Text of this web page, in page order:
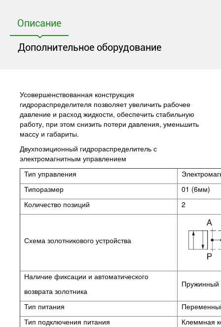
Описание
Дополнительное оборудование
Усовершенствованная конструкция
гидрораспределителя позволяет увеличить рабочее
давление и расход жидкости, обеспечить стабильную
работу, при этом снизить потери давления, уменьшить
массу и габариты.
Двухпозиционный гидрораспределитель с
электромагнитным управлением
Тип управления
Типоразмер
01 (6мм)
Количество позиций
2
Схема золотникового устройства
Наличие фиксации и автоматического
возврата золотника
Пружинный
Тип питания
Тип подключения питания
Клеммная